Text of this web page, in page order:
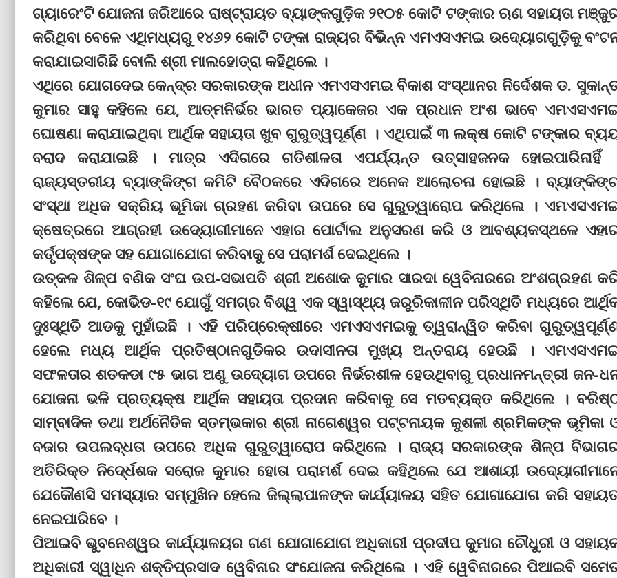
ଗ୍ୟାରେଂଟି ଯୋଜନା ଜରିଆରେ ରାଷ୍ଟ୍ରାୟତ ବ୍ୟାଙ୍କଗୁଡ଼ିକ ୨୧୦୫ କୋଟି ଟଙ୍କାର ଋଣ ସହାୟତା
କରିଥିବା ବେଳେ ଏଥିମଧ୍ୟରୁ ୧୪୬୨ କୋଟି ଟଙ୍କା ରାଜ୍ୟର ବିଭିନ୍ନ ଏମଏସଏମଇ ଉଦ୍ୟୋଗଗୁଡ଼ିକୁ
କରାଯାଇସାରିଛି ବୋଲି ଶ୍ରୀ ମାଲହୋତ୍ରା କହିଥିଲେ ।
ଏଥିରେ ଯୋଗଦେଇ କେନ୍ଦ୍ର ସରକାରଙ୍କ ଅଧୀନ ଏମଏସଏମଇ ବିକାଶ ସଂସ୍ଥାନର ନିର୍ଦେଶକ ଡ.
କୁମାର ସାହୁ କହିଲେ ଯେ, ଆତ୍ମନିର୍ଭର ଭାରତ ପ୍ୟାକେଜର ଏକ ପ୍ରଧାନ ଅଂଶ ଭାବେ
ଘୋଷଣା କରାଯାଇଥିବା ଆର୍ଥିକ ସହାୟତା ଖୁବ ଗୁରୁତ୍ୱପୂର୍ଣ୍ଣ । ଏଥିପାଇଁ ୩ ଲକ୍ଷ କୋଟି ଟଙ୍କାର
ବରାଦ କରାଯାଇଛି । ମାତ୍ର ଏଦିଗରେ ଗତିଶୀଳତା ଏପର୍ଯ୍ୟନ୍ତ ଉତ୍ସାହଜନକ ହୋଇପାରିନାହିଁ
ରାଜ୍ୟସ୍ତରୀୟ ବ୍ୟାଙ୍କିଙ୍ଗ କମିଟି ବୈଠକରେ ଏଦିଗରେ ଅନେକ ଆଲୋଚନା ହୋଇଛି ।
ସଂସ୍ଥା ଅଧିକ ସକ୍ରିୟ ଭୂମିକା ଗ୍ରହଣ କରିବା ଉପରେ ସେ ଗୁରୁତ୍ୱାରୋପ କରିଥିଲେ ।
କ୍ଷେତ୍ରରେ ଆଗ୍ରହୀ ଉଦ୍ୟୋଗୀମାନେ ଏହାର ପୋର୍ଟାଲ ଅନୁସରଣ କରି ଓ ଆବଶ୍ୟକସ୍ଥଳେ
କର୍ତୃପକ୍ଷଙ୍କ ସହ ଯୋଗାଯୋଗ କରିବାକୁ ସେ ପରାମର୍ଶ ଦେଇଥିଲେ ।
ଉତ୍କଳ ଶିଳ୍ପ ବଣିକ ସଂଘ ଉପ-ସଭାପତି ଶ୍ରୀ ଅଶୋକ କୁମାର ସାରଦା ୱେବିନାରରେ ଅଂଶଗ୍ରହଣ
କହିଲେ ଯେ, କୋଭିଡ-୧୯ ଯୋଗୁଁ ସମଗ୍ର ବିଶ୍ୱ ଏକ ସ୍ୱାସ୍ଥ୍ୟ ଜରୁରିକାଳୀନ ପରିସ୍ଥିତି ମଧ୍ୟରେ
ଦୁଃସ୍ଥିତି ଆଡକୁ ମୁହାଁଇଛି । ଏହି ପରିପ୍ରେକ୍ଷୀରେ ଏମଏସଏମଇକୁ ତ୍ୱରାନ୍ୱିତ କରିବା
ହେଲେ ମଧ୍ୟ ଆର୍ଥିକ ପ୍ରତିଷ୍ଠାନଗୁଡିକର ଉଦାସୀନତା ମୁଖ୍ୟ ଅନ୍ତରାୟ ହେଉଛି ।
ସଫଳତାର ଶତକଡା ୯୫ ଭାଗ ଅଣୁ ଉଦ୍ୟୋଗ ଉପରେ ନିର୍ଭରଶୀଳ ହେଉଥିବାରୁ ପ୍ରଧାନମନ୍ତ୍ରୀ ଜନ-
ଯୋଜନା ଭଳି ପ୍ରତ୍ୟକ୍ଷ ଆର୍ଥିକ ସହାୟତା ପ୍ରଦାନ କରିବାକୁ ସେ ମତବ୍ୟକ୍ତ କରିଥିଲେ ।
ସାମ୍ବାଦିକ ତଥା ଅର୍ଥନୈତିକ ସ୍ତମ୍ଭକାର ଶ୍ରୀ ନାଗେଶ୍ୱର ପଟ୍ଟନାୟକ କୁଶଳୀ ଶ୍ରମିକଙ୍କ ଭୂମିକା
ବଜାର ଉପଲବ୍ଧତା ଉପରେ ଅଧିକ ଗୁରୁତ୍ୱାରୋପ କରିଥିଲେ । ରାଜ୍ୟ ସରକାରଙ୍କ ଶିଳ୍ପ
ଅତିରିକ୍ତ ନିଦେ୍ର୍ଧଶକ ସରୋଜ କୁମାର ହୋତା ପରାମର୍ଶ ଦେଇ କହିଥିଲେ ଯେ ଆଶାୟୀ
ଯେକୌଣସି ସମସ୍ୟାର ସମ୍ମୁଖିନ ହେଲେ ଜିଲ୍ଲାପାଳଙ୍କ କାର୍ଯ୍ୟାଳୟ ସହିତ ଯୋଗାଯୋଗ କରି
ନେଇପାରିବେ ।
ପିଆଇବି ଭୁବନେଶ୍ୱର କାର୍ଯ୍ୟାଳୟର ଗଣ ଯୋଗାଯୋଗ ଅଧିକାରୀ ପ୍ରଦୀପ କୁମାର ଚୌଧୁରୀ ଓ
ଅଧିକାରୀ ସ୍ୱାଧିନ ଶକ୍ତିପ୍ରସାଦ ୱେବିନାର ସଂଯୋଜନା କରିଥିଲେ । ଏହି ୱେବିନାରରେ ପିଆଇବି